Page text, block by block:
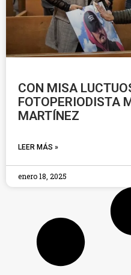
CON MISA
FOTOPERIODISTA
MARTÍNEZ
LEER MÁS »
enero 18, 2025